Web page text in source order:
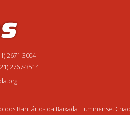
2671-3004
2767-3514
Bancários da Baixada Fluminense.